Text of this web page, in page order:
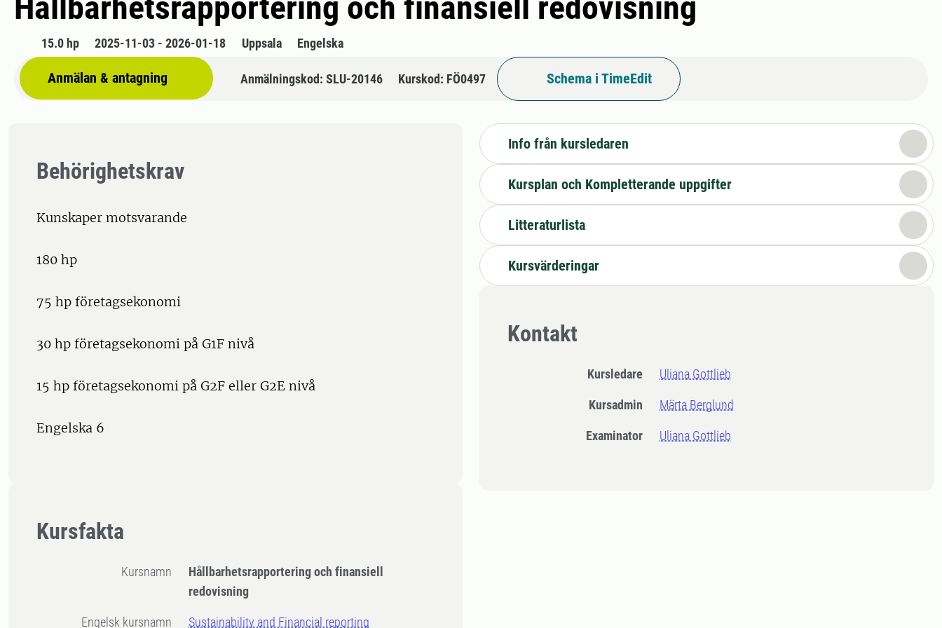
15.0 hp 2025-11-03 - 2026-01-18 Uppsala Engelska
Anmälan & antagning Anmälningskod: SLU-20146 Kurskod: FÖ0497 Schema i TimeEdit
Behörighetskrav
Kunskaper motsvarande
180 hp
75 hp företagsekonomi
30 hp företagsekonomi på G1F nivå
15 hp företagsekonomi på G2F eller G2E nivå
Engelska 6
Kursfakta
Kursnamn
Hållbarhetsrapportering och finansiell
redovisning
Engelsk kursnamn Sustainability and Financial reporting
Info från kursledaren
Kursplan och Kompletterande uppgifter
Litteraturlista
Kursvärderingar
Kontakt
Kursledare Uliana Gottlieb
Kursadmin Märta Berglund
Examinator Uliana Gottlieb